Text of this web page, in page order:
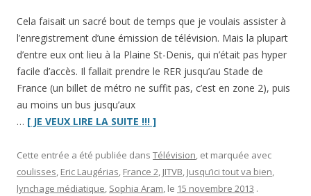
Cela faisait un sacré bout de temps que je voulais assister à
l’enregistrement d’une émission de télévision. Mais la plupart
d’entre eux ont lieu à la Plaine St-Denis, qui n’était pas hyper
facile d’accès. Il fallait prendre le RER jusqu’au Stade de
France (un billet de métro ne suffit pas, c’est en zone 2), puis
au moins un bus jusqu’aux
… [ JE VEUX LIRE LA SUITE !!! ]“« Jusqu’ici
va
bien »,
vu
Cette entrée a été publiée dans Télévision, et marquée avec
coulisses, Eric Laugérias, France 2, JITVB, Jusqu’ici tout va bien,
lynchage médiatique, Sophia Aram, le 15 novembre 2013 .